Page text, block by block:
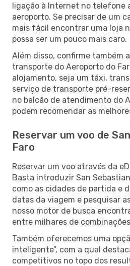
ligação à Internet no telefone
aeroporto. Se precisar de um
mais fácil encontrar uma loja
possa ser um pouco mais caro.
Além disso, confirme também
transporte do Aeroporto do
alojamento, seja um táxi,
serviço de transporte pré-
no balcão de atendimento do
podem recomendar as
Reservar um voo de
Faro
Reservar um voo através da
Basta introduzir San Sebastian
como as cidades de partida e
datas da viagem e pesquisar
nosso motor de busca
entre milhares de
Também oferecemos uma
inteligente”, com a qual
competitivos no topo dos